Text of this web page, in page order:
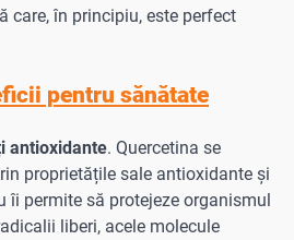
care, în principiu, este perfect
pentru sănătate
antioxidante. Quercetina se
proprietățile sale antioxidante și
îi permite să protejeze organismul
liberi, acele molecule